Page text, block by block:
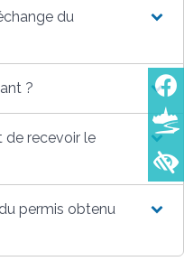
du
?
de recevoir le
permis obtenu